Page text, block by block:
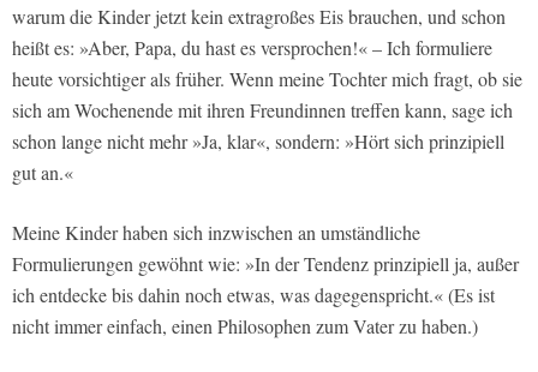
warum die Kinder jetzt kein extragroßes Eis brauchen, und schon
heißt es: »Aber, Papa, du hast es versprochen!« – Ich formuliere
heute vorsichtiger als früher. Wenn meine Tochter mich fragt, ob sie
sich am Wochenende mit ihren Freundinnen treffen kann, sage ich
schon lange nicht mehr »Ja, klar«, sondern: »Hört sich prinzipiell
gut an.«
Meine Kinder haben sich inzwischen an umständliche
Formulierungen gewöhnt wie: »In der Tendenz prinzipiell ja, außer
ich entdecke bis dahin noch etwas, was dagegenspricht.« (Es ist
nicht immer einfach, einen Philosophen zum Vater zu haben.)